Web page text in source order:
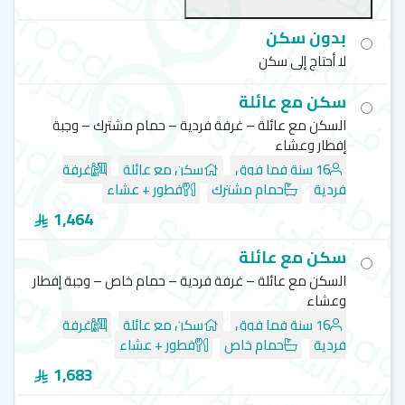
الإنترنت الهوائي.
ما الذي يجعل معهد لال سكول كيب تاون تجربة
فريدة من نوعها
كيب تاون من أفضل المدن الشاطئية في العالم
مدرسين من ذوي الخبرة وعلى دراية بتقنيات التدريس
الحديثة
باقة متنوعة من برامج اللغة الإنجليزية
رحلات وأنشطة اجتماعية
فصول فسيحة ومريحة
أماكن مخصصة للدراسة والتواصل الاجتماعي
انترنت هوائي مجاني
كيب تاون.. جمال طبيعي، ومجتمع حيوي متعدد
بدون سكن
لا أحتاج إلى سكن
سكن مع عائلة
السكن مع عائلة – غرفة فردية – حمام مشترك – وجبة
إفطار وعشاء
16 سنة فما فوق
سكن مع عائلة غرفة
فردية حمام مشترك فطور + عشاء
1,464
سكن مع عائلة
السكن مع عائلة – غرفة فردية – حمام خاص – وجبة إفطار
وعشاء
16 سنة فما فوق
سكن مع عائلة غرفة
فردية حمام خاص فطور + عشاء
1,683